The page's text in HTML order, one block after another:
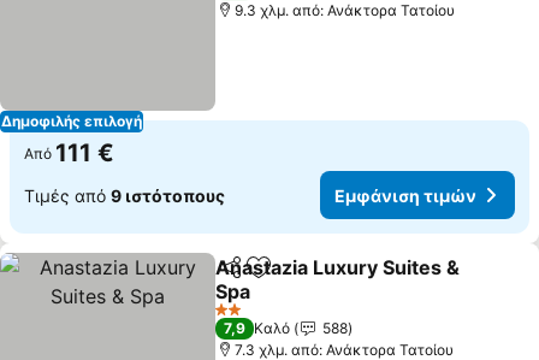
Δημοφιλής επιλογή
9.3 χλμ. από: Ανάκτορα Τατοίου
Από 111 €
Τιμές από 9 ιστότοπους Εμφάνιση τιμών
Κοινοποίηση
Προσθήκη στα αγαπημένα
Anastazia Luxury Suites &
Spa
Εμφάνιση τιμών
2 Αστέρια
7,9 Καλό
588
7.3 χλμ. από: Ανάκτορα Τατοίου